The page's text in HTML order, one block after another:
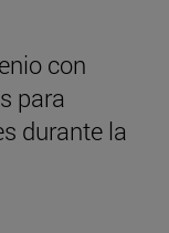
con
para
durante la